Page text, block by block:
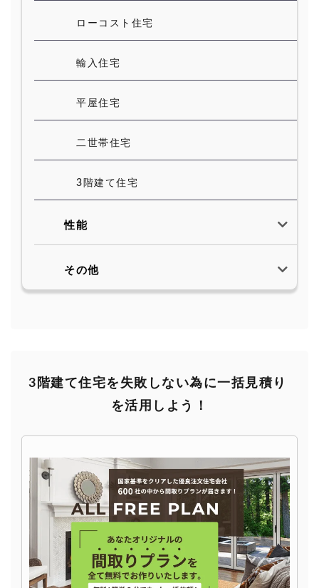
ローコスト住宅
輸入住宅
平屋住宅
二世帯住宅
3階建て住宅
性能
その他
3階建て住宅を失敗しない為に一括見積り
を活用しよう！